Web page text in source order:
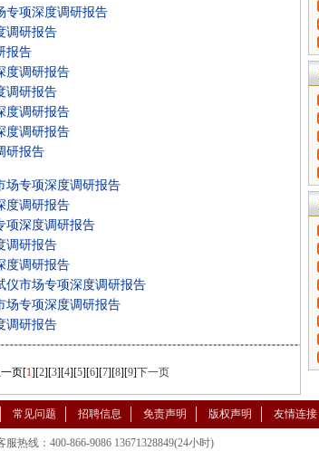
专项深度调研报告
调研报告
报告
度调研报告
调研报告
度调研报告
度调研报告
研报告
场专项深度调研报告
度调研报告
项深度调研报告
调研报告
度调研报告
仪市场专项深度调研报告
场专项深度调研报告
调研报告
页[1][2][3][4][5][6][7][8][9]下一页
常见问题 招聘信息 免责声明 版权声明 友情连接
服热线：400-866-9086 13671328849(24小时)